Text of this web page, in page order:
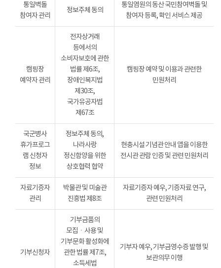
통일벽돌
참여자 관리
정보주체 동의
통일염원의 동산 국민참여벽돌 및
참여자 등록, 확인 서비스 제공
캠핑장
예약자 관리
전자상거래
등에서의
소비자보호에 관한
법률 제6조,
장애인복지법
제30조,
국가유공자법
제67조
캠핑장 예약 및 이용과 관련한
민원처리
국군병사
휴가프로그
램 신청자
정보
정보주체 동의,
나라사랑
정신함양을 위한
상호협력 협약
현충시설 기념관 안내 앱을 이용한
전시관 관람 인증 및 관련 민원처리
자료기증자
관리
박물관 및 미술관
진흥법 제8조
자료기증자 예우, 기증자료 연구,
관련 민원처리
기부신청자
기부금품의
모집ㆍ사용 및
기부문화 활성화에
관한 법률 제7조,
소득세법
기부자 예우, 기부금영수증 발행 및
보관의무 이행